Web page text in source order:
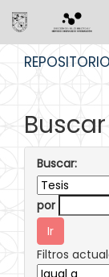
Buscar
Buscar:
por
Filtros